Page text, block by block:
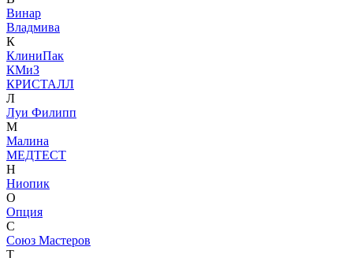
Винар
Владмива
К
КлиниПак
КМиЗ
КРИСТАЛЛ
Л
Луи Филипп
М
Малина
МЕДТЕСТ
Н
Ниопик
О
Опция
С
Союз Мастеров
Т